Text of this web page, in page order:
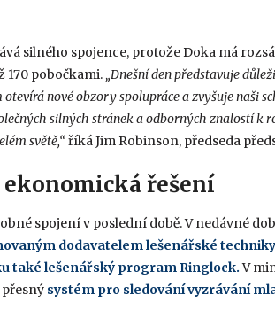
silného spojence, protože Doka má
170 pobočkami.„Dnešní den představuje
nové obzory spolupráce a zvyšuje naši
silných stránek a odborných znalostí k
světě,“říká Jim Robinson, předseda
ekonomická řešení
spojení v poslední době. V nedávné
dodavatelem lešenářské
také lešenářský program Ringlock.V
přesný systém pro sledování vyzrávání